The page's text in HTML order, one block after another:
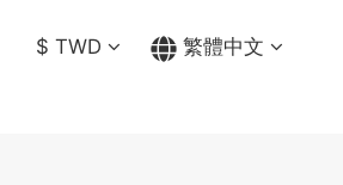
$ TWD 繁體中文